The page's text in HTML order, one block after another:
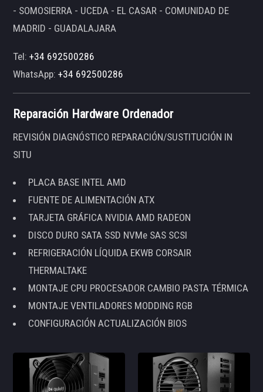
- SOMOSIERRA - UCEDA - EL CASAR - COMUNIDAD DE
MADRID - GUADALAJARA
Tel:+34 692500286
WhatsApp:+34 692500286
Reparación Hardware Ordenador
REVISIÓN DIAGNÓSTICO REPARACIÓN/SUSTITUCIÓN IN
SITU
PLACA BASE INTEL AMD
FUENTE DE ALIMENTACIÓN ATX
TARJETA GRÁFICA NVIDIA AMD RADEON
DISCO DURO SATA SSD NVMe SAS SCSI
REFRIGERACIÓN LÍQUIDA EKWB CORSAIR
THERMALTAKE
MONTAJE CPU PROCESADOR CAMBIO PASTA TÉRMICA
MONTAJE VENTILADORES MODDING RGB
CONFIGURACIÓN ACTUALIZACIÓN BIOS